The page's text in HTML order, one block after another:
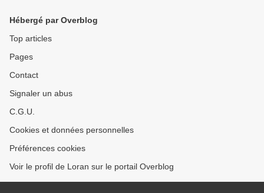
Hébergé par Overblog
Top articles
Pages
Contact
Signaler un abus
C.G.U.
Cookies et données personnelles
Préférences cookies
Voir le profil de Loran sur le portail Overblog